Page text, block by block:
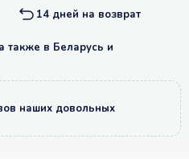
14 дней на возврат
также в Беларусь и
наших довольных